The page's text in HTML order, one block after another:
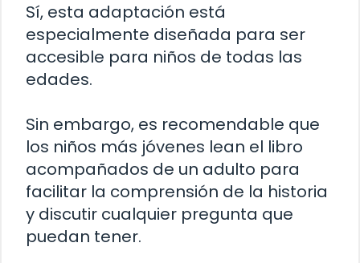
Sí, esta adaptación está
especialmente diseñada para ser
accesible para niños de todas las
edades.
Sin embargo, es recomendable que
los niños más jóvenes lean el libro
acompañados de un adulto para
facilitar la comprensión de la historia
y discutir cualquier pregunta que
puedan tener.